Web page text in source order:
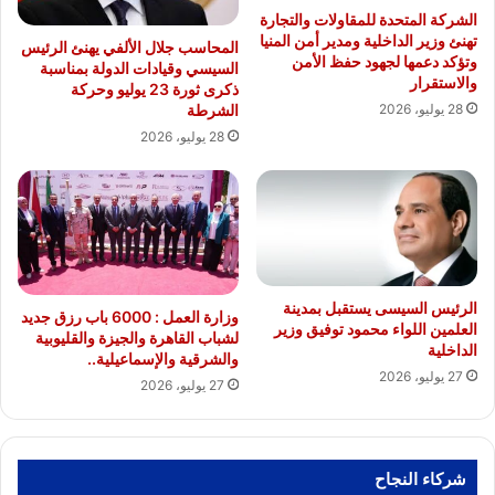
الشركة المتحدة للمقاولات والتجارة
تهنئ وزير الداخلية ومدير أمن المنيا
وتؤكد دعمها لجهود حفظ الأمن
والاستقرار
28 يوليو، 2026
المحاسب جلال الألفي يهنئ الرئيس
السيسي وقيادات الدولة بمناسبة
ذكرى ثورة 23 يوليو وحركة
الشرطة
28 يوليو، 2026
الرئيس السيسى يستقبل بمدينة
العلمين اللواء محمود توفيق وزير
الداخلية
27 يوليو، 2026
وزارة العمل : 6000 باب رزق جديد
لشباب القاهرة والجيزة والقليوبية
والشرقية والإسماعيلية..
27 يوليو، 2026
شركاء النجاح